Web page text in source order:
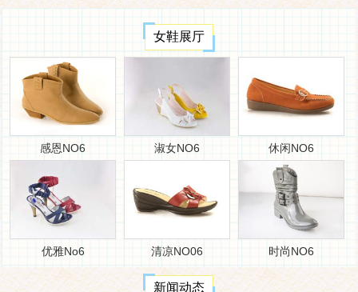
女鞋展厅
感恩NO6 淑女NO6 休闲NO6
优雅No6 清凉NO06 时尚NO6
新闻动态